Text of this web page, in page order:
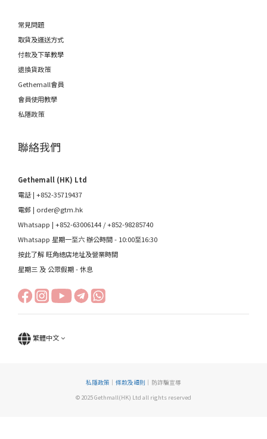
常見問題
取貨及運送方式
付款及下單教學
退換貨政策
Gethemall會員
會員使用教學
私隱政策
聯絡我們
Gethemall (HK) Ltd
電話 | +852-35719437
電郵 | order@gtm.hk
Whatsapp | +852-63006144 /+852-98285740
Whatsapp 星期一至六 辦公時間 - 10:00至16:30
按此了解 旺角總店地址及營業時間
星期三 及 公眾假期 - 休息
繁體中文
私隱政策 ｜ 條款及細則 ｜防詐騙宣導
© 2025 Gethmall(HK) Ltd all rights reserved